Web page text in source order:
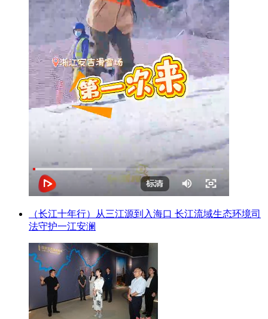
（长江十年行）从三江源到入海口 长江流域生态环境司
法守护一江安澜